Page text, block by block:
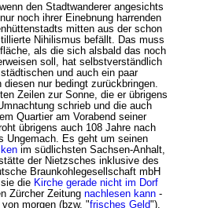
den Stadtwanderer angesichts
noch ihrer Einebnung harrenden
mitten aus der schon
Nihilismus befällt. Das muss
als die sich alsbald das noch
soll, hat selbstverständlich
und auch ein paar
nur bedingt zurückbringen.
Zeilen zur Sonne, die er übrigens
schrieb und die auch
Quartier am Vorabend seiner
übrigens auch 108 Jahre nach
Ungemach. Es geht um seinen
im südlichsten Sachsen-Anhalt,
der Nietzsches inklusive des
Braunkohlegesellschaft mbH
die Kirche gerade nicht im Dorf
Zürcher Zeitung nachlesen kann-
morgen (bzw. "frisches Geld").